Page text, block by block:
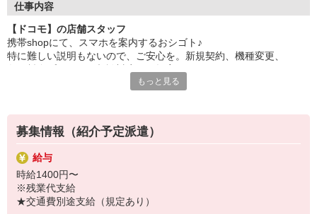
特別割引価格でご利用可能☆
お得に過ごしたいあなたの味方です♪
【選べるお仕事いろいろ】
事務、経理、データ入力、コールセンター、受付
▼工場・製造・軽作業系
機械/食品製造・梱包・仕分け・加工・組立・検査
▼美容系
眉毛サロンのアイブロウ・ネイリスト・エステ
▼営業・販売
法人営業・アパレル販売・個別指導塾・人材紹介
▼人気案件も多数♪
仕事内容
【ドコモ】の店舗スタッフ
携帯shopにて、スマホを案内するおシゴト♪
特に難しい説明もないので、ご安心を。新規契約、機種変更、
満足度◎
■携帯やインターネット販売業務
docomo(ドコモ)/au(エーユー)・KDDI/softbank(ソフトバンク)など
の大手キャリアから
ワイモバイル(Y!mobille)、楽天モバイル、UQなど格安スマホまで幅
広く紹介可能♪
もっと見る
募集情報（紹介予定派遣）
給与
時給1400円〜
※残業代支給
★交通費別途支給（規定あり）